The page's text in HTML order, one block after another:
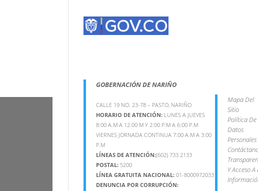
GOBERNACIÓN DE NARIÑO
CALLE 19 NO. 23-78 – PASTO, NARIÑO
HORARIO DE ATENCIÓN:LUNES A JUEVES
8:00 A.M A 12:00 M Y 2:00 P.M A 6:00 P.M
VIERNES JORNADA CONTINUA 7:00 A.M A 3:00
P.M
LÍNEAS DE ATENCIÓN:(602) 733 2133
POSTAL:5200
LÍNEA GRATUITA NACIONAL: 01-8000972033
DENUNCIA POR CORRUPCIÓN:
Mapa Del
Sitio
Política De
Datos
Personales
Y Acceso A